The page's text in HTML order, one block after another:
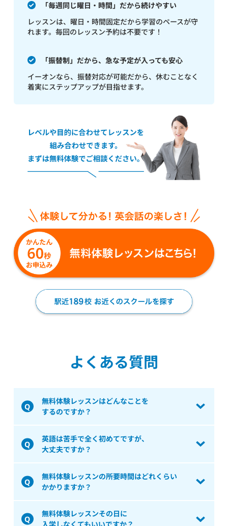
「毎週同じ曜日・時間」だから続けやすい
レッスンは、曜日・時間固定だから学習のペースが守
れます。毎回のレッスン予約は不要です！
「振替制」だから、急な予定が入っても安心
イーオンなら、振替対応が可能だから、休むことなく
着実にステップアップが目指せます。
よくある質問
無料体験レッスンはどんなことを
するのですか？
英語は苦手で全く初めてですが、
大丈夫ですか？
無料体験レッスンの所要時間はどれくらい
かかりますか？
無料体験レッスンその日に